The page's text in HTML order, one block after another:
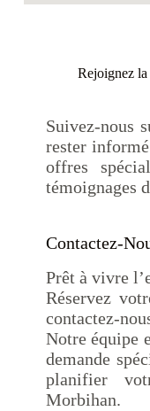
Rejoignez
Suivez-nous
rester
offres
témoignages
Contactez-
Prêt à vivre
Réservez
contactez-
Notre équipe
demande
planifier
Morbihan.